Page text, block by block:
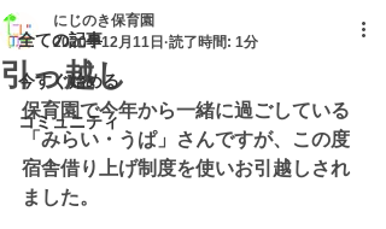
全ての記事
今すぐ始める
コミュニティ
引っ越し
にじのき保育園
2020年12月11日 読了時間: 1分
保育園で今年から一緒に過ごしている
「みらい・うぱ」さんですが、この度
宿舎借り上げ制度を使いお引越しされ
ました。